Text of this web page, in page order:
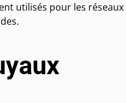
utilisés pour les